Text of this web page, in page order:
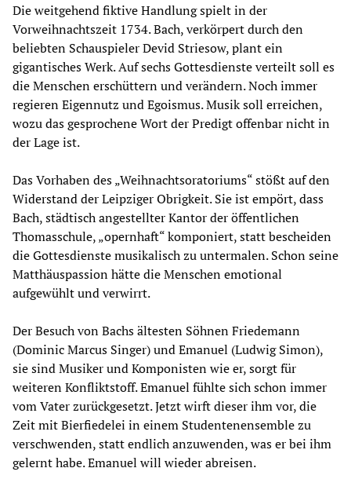
Die weitgehend fiktive Handlung spielt in der
Vorweihnachtszeit 1734. Bach, verkörpert durch den
beliebten Schauspieler Devid Striesow, plant ein
gigantisches Werk. Auf sechs Gottesdienste verteilt soll es
die Menschen erschüttern und verändern. Noch immer
regieren Eigennutz und Egoismus. Musik soll erreichen,
wozu das gesprochene Wort der Predigt offenbar nicht in
der Lage ist.
Das Vorhaben des „Weihnachtsoratoriums“ stößt auf den
Widerstand der Leipziger Obrigkeit. Sie ist empört, dass
Bach, städtisch angestellter Kantor der öffentlichen
Thomasschule, „opernhaft“ komponiert, statt bescheiden
die Gottesdienste musikalisch zu untermalen. Schon seine
Matthäuspassion hätte die Menschen emotional
aufgewühlt und verwirrt.
Der Besuch von Bachs ältesten Söhnen Friedemann
(Dominic Marcus Singer) und Emanuel (Ludwig Simon),
sie sind Musiker und Komponisten wie er, sorgt für
weiteren Konfliktstoff. Emanuel fühlte sich schon immer
vom Vater zurückgesetzt. Jetzt wirft dieser ihm vor, die
Zeit mit Bierfiedelei in einem Studentenensemble zu
verschwenden, statt endlich anzuwenden, was er bei ihm
gelernt habe. Emanuel will wieder abreisen.